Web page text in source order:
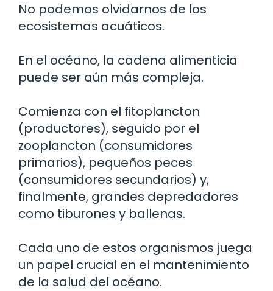
No podemos olvidarnos de los
ecosistemas acuáticos.
En el océano, la cadena alimenticia
puede ser aún más compleja.
Comienza con el fitoplancton
(productores), seguido por el
zooplancton (consumidores
primarios), pequeños peces
(consumidores secundarios) y,
finalmente, grandes depredadores
como tiburones y ballenas.
Cada uno de estos organismos juega
un papel crucial en el mantenimiento
de la salud del océano.